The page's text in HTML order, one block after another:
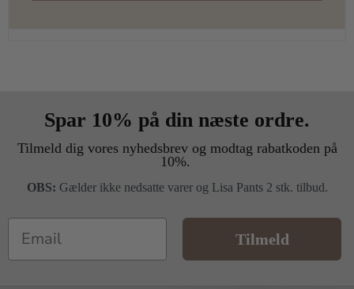
Spar 10% på din næste ordre.
Tilmeld dig vores nyhedsbrev og modtag rabatkoden på
10%.
OBS: Gælder ikke nedsatte varer og Lisa Pants 2 stk. tilbud.
Email
Tilmeld